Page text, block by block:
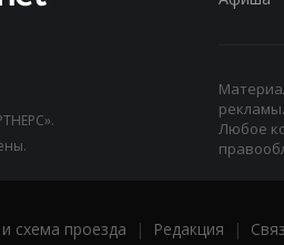
рекламы.
Любое
схема проезда | Редакция |